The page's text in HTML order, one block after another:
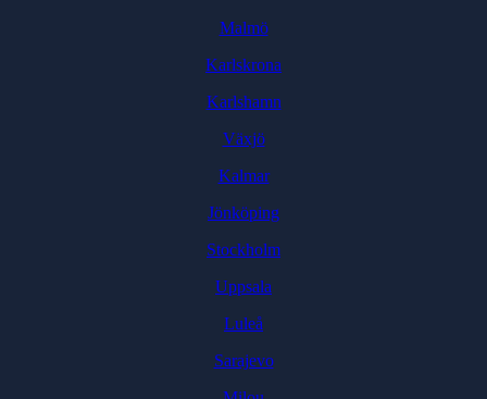
Malmö
Karlskrona
Karlshamn
Växjö
Kalmar
Jönköping
Stockholm
Uppsala
Luleå
Sarajevo